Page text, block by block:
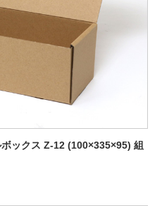
ックス Z-12 (100×335×95) 組